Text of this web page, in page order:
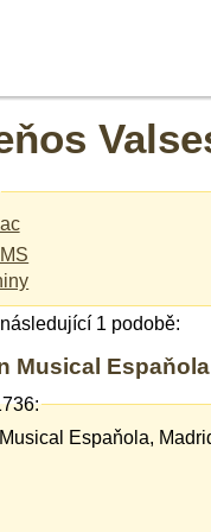
1 podobě:
Musical Espaňola
Espaňola,